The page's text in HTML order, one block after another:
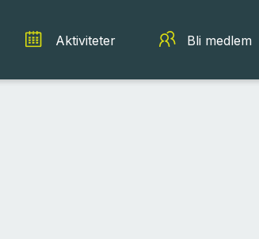
Aktiviteter Bli medlem